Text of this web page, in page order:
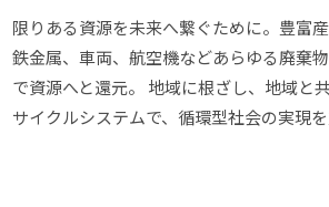
限りある資源を未来へ繋ぐために。豊富
鉄金属、車両、航空機などあらゆる廃棄
で資源へと還元。 地域に根ざし、地域と
サイクルシステムで、循環型社会の実現を